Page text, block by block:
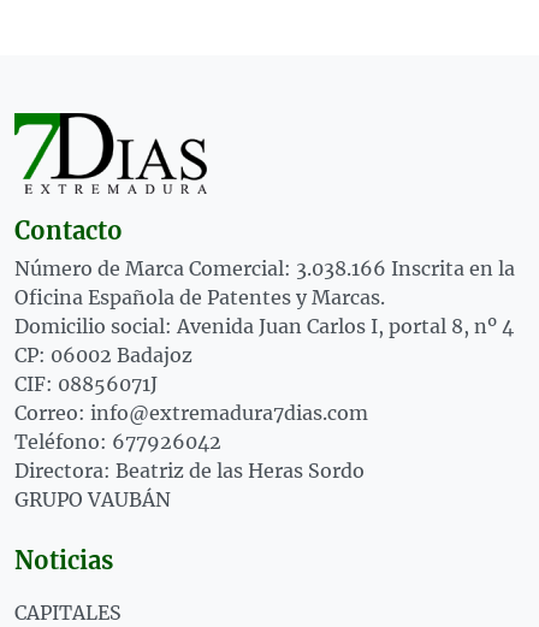
Contacto
Número de Marca Comercial: 3.038.166 Inscrita en la
Oficina Española de Patentes y Marcas.
Domicilio social: Avenida Juan Carlos I, portal 8, nº 4
CP: 06002 Badajoz
CIF: 08856071J
Correo: info@extremadura7dias.com
Teléfono: 677926042
Directora: Beatriz de las Heras Sordo
GRUPO VAUBÁN
Noticias
CAPITALES